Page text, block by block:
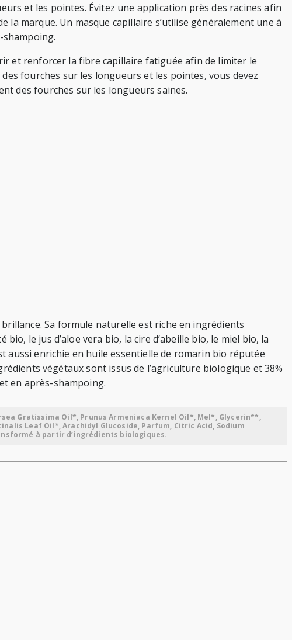
et les pointes. Évitez une application près des racines afin
marque. Un masque capillaire s’utilise généralement une à
et renforcer la fibre capillaire fatiguée afin de limiter le
fourches sur les longueurs et les pointes, vous devez
des fourches sur les longueurs saines.
Sa formule naturelle est riche en ingrédients
le jus d’aloe vera bio, la cire d’abeille bio, le miel bio, la
aussi enrichie en huile essentielle de romarin bio réputée
végétaux sont issus de l’agriculture biologique et 38%
en après-shampoing.
Gratissima Oil*, Prunus Armeniaca Kernel Oil*, Mel*, Glycerin**,
Leaf Oil*, Arachidyl Glucoside, Parfum, Citric Acid, Sodium
à partir d’ingrédients biologiques.